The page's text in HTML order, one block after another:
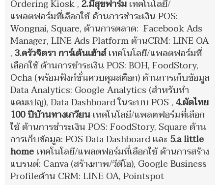
Ordering Kiosk ,2.มีสุขฟาร์มเทคโนโลยี/
แพลตฟอร์มที่เลือกใช้ ด้านการชำระเงิน POS:
Wongnai, Square, ด้านการตลาด: Facebook Ads
Manager, LINE Ads Platform ด้านCRM: LINE OA
, 3.ครัวจิตรา การ์เด้นเฮ้าส์เทคโนโลยี/แพลตฟอร์มที่
เลือกใช้ ด้านการชำระเงิน POS: BOH, FoodStory,
Ocha (พร้อมฟังก์ชั่นควบคุมสต็อก) ด้านการเก็บข้อมูล
Data Analytics: Google Analytics (สำหรับทำ
แคมเปญ), Data Dashboard ในระบบ POS ,4.ผัดไทย
100 ปีบ้านทางเกวียนเทคโนโลยี/แพลตฟอร์มที่เลือก
ใช้ ด้านการชำระเงิน POS: FoodStory, Square ด้าน
การเก็บข้อมูล: POS Data Dashboard และ 5.a little
homeเทคโนโลยี/แพลตฟอร์มที่เลือกใช้ ด้านการสร้าง
แบรนด์: Canva (สร้างภาพ/วีดีโอ), Google Business
Profileด้าน CRM: LINE OA, Pointspot